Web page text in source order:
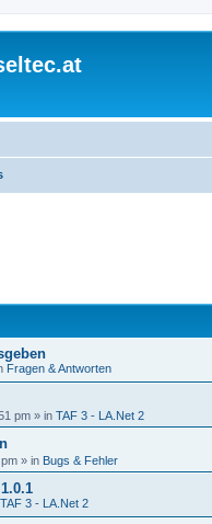
Fragen & Antworten
pm » in TAF 3 - LA.Net 2
» in Bugs & Fehler
TAF 3 - LA.Net 2